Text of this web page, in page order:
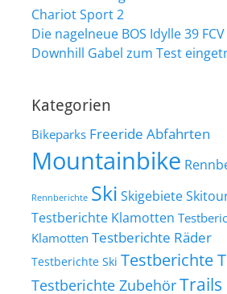
Chariot Sport 2
Die nagelneue BOS Idylle 39 FCV
Downhill Gabel zum Test
Kategorien
Bikeparks Freeride Abfahrten
Mountainbike
Rennberichte Ski Skigebiete
Testberichte Klamotten
Klamotten Testberichte Räder
Testberichte Ski Testberichte
Testberichte ZubehörTrails